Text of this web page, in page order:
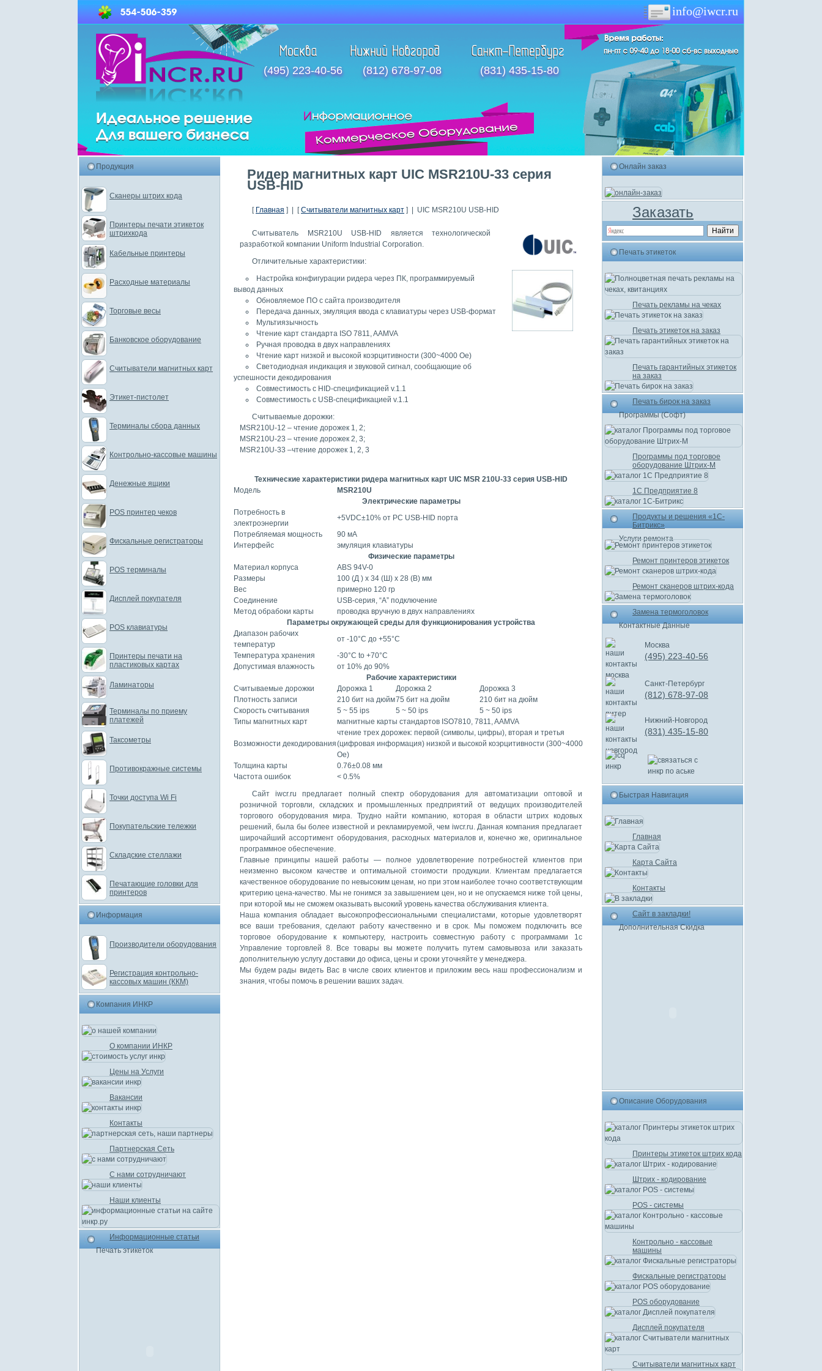
info@iwcr.ru
(495) 223-40-56 (812) 678-97-08 (831) 435-15-80
Ридер магнитных карт UIC MSR210U-33 серия
USB-HID
[ Главная ] | [Считыватели магнитных карт ] | UIC MSR210U USB-HID
Считыватель MSR210U USB-HID является технологической
разработкой компании Uniform Industrial Corporation.
Отличительные характеристики:
Настройка конфигурации ридера через ПК, программируемый
вывод данных
Обновляемое ПО с сайта производителя
Передача данных, эмуляция ввода с клавиатуры через USB-формат
Мультиязычность
Чтение карт стандарта ISO 7811, AAMVA
Ручная проводка в двух направлениях
Чтение карт низкой и высокой коэрцитивности (300~4000 Oe)
Светодиодная индикация и звуковой сигнал, сообщающие об
успешности декодирования
Совместимость с HID-спецификацией v.1.1
Совместимость с USB-спецификацией v.1.1
Считываемые дорожки:
MSR210U-12 – чтение дорожек 1, 2;
MSR210U-23 – чтение дорожек 2, 3;
MSR210U-33 –чтение дорожек 1, 2, 3
Технические характеристики ридера магнитных карт UIC MSR 210U-33 серия USB-HID
Модель
MSR210U
Электрические параметры
Потребность в
электроэнергии
+5VDC±10% от PC USB-HID порта
Потребляемая мощность
90 мА
Интерфейс
эмуляция клавиатуры
Физические параметры
Материал корпуса
ABS 94V-0
Размеры
100 (Д ) x 34 (Ш) x 28 (В) мм
Вес
примерно 120 гр
Соединение
USB-серия, “A” подключение
Метод обрабоки карты
проводка вручную в двух направлениях
Параметры окружающей среды для функционирования устройства
Диапазон рабочих
температур
от -10°C до +55°C
Температура хранения
-30°C to +70°C
Допустимая влажность
от 10% до 90%
Рабочие характеристики
Считываемые дорожки
Дорожка 1 Дорожка 2
Дорожка 3
Плотность записи
210 бит на дюйм75 бит на дюйм
210 бит на дюйм
Скорость считывания
5 ~ 55 ips 5 ~ 50 ips
5 ~ 50 ips
Типы магнитных карт
магнитные карты стандартов ISO7810, 7811, AAMVA
Возможности декодирования
чтение трех дорожек: первой (символы, цифры), вторая и третья
(цифровая информация) низкой и высокой коэрцитивности (300~4000
Oe)
Толщина карты
0.76±0.08 мм
Частота ошибок
< 0.5%
Сайт iwcr.ru предлагает полный спектр оборудования для автоматизации оптовой и
розничной торговли, складских и промышленных предприятий от ведущих производителей
торгового оборудования мира. Трудно найти компанию, которая в области штрих кодовых
решений, была бы более известной и рекламируемой, чем iwcr.ru. Данная компания предлагает
широчайший ассортимент оборудования, расходных материалов и, конечно же, оригинальное
программное обеспечение.
Главные принципы нашей работы — полное удовлетворение потребностей клиентов при
неизменно высоком качестве и оптимальной стоимости продукции. Клиентам предлагается
качественное оборудование по невысоким ценам, но при этом наиболее точно соответствующим
критерию цена-качество. Мы не гонимся за завышением цен, но и не опускаемся ниже той цены,
при которой мы не сможем оказывать высокий уровень качества обслуживания клиента.
Наша компания обладает высокопрофессиональными специалистами, которые удовлетворят
все ваши требования, сделают работу качественно и в срок. Мы поможем подключить все
торговое оборудование к компьютеру, настроить совместную работу с программами 1с
Управление торговлей 8. Все товары вы можете получить путем самовывоза или заказать
дополнительную услугу доставки до офиса, цены и сроки уточняйте у менеджера.
Мы будем рады видеть Вас в числе своих клиентов и приложим весь наш профессионализм и
знания, чтобы помочь в решении ваших задач.
Продукция
Сканеры штрих кода
Принтеры печати этикеток
штрихкода
Кабельные принтеры
Расходные материалы
Торговые весы
Банковское оборудование
Считыватели магнитных карт
Этикет-пистолет
Терминалы сбора данных
Контрольно-кассовые машины
Денежные ящики
POS принтер чеков
Фискальные регистраторы
POS терминалы
Дисплей покупателя
POS клавиатуры
Принтеры печати на
пластиковых картах
Ламинаторы
Терминалы по приему
платежей
Таксометры
Противокражные системы
Точки доступа Wi Fi
Покупательские тележки
Складские стеллажи
Печатающие головки для
принтеров
Информация
Производители оборудования
Регистрация контрольно-
кассовых машин (ККМ)
Компания ИНКР
О компании ИНКР
Цены на Услуги
Вакансии
Контакты
Партнерская Сеть
С нами сотрудничают
Наши клиенты
Информационные статьи
Печать этикеток
Онлайн заказ
Заказать
Печать этикеток
Печать рекламы на чеках
Печать этикеток на заказ
Печать гарантийных этикеток
на заказ
Печать бирок на заказ
Программы (Софт)
Программы под торговое
оборудование Штрих-М
1С Предприятие 8
Продукты и решения «1С-
Битрикс»
Услуги ремонта
Ремонт принтеров этикеток
Ремонт сканеров штрих-кода
Замена термоголовок
Контактные Данные
Москва
(495) 223-40-56
Санкт-Петербург
(812) 678-97-08
Нижний-Новгород
(831) 435-15-80
Быстрая Навигация
Главная
Карта Сайта
Контакты
Сайт в закладки!
Дополнительная Скидка
Описание Оборудования
Принтеры этикеток штрих кода
Штрих - кодирование
POS - системы
Контрольно - кассовые
машины
Фискальные регистраторы
POS оборудование
Дисплей покупателя
Считыватели магнитных карт